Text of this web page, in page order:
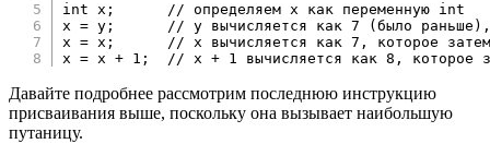
int x ;
// определяем x как переменную int
x = y ;
// y вычисляется как 7 (было раньше),
x = x ;
// x вычисляется как 7, которое
x = x + 1 ; // x + 1 вычисляется как 8, которое
Давайте подробнее рассмотрим последнюю инструкцию
присваивания выше, поскольку она вызывает наибольшую
путаницу.